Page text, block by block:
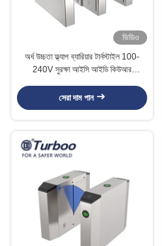
ভিডিও
অর্ধ উচ্চতা ফ্ল্যাপ ব্যারিয়ার টার্নস্টাইল 100-
240V সুরক্ষা আইসি আইডি কিউআর
সেরা দাম পান